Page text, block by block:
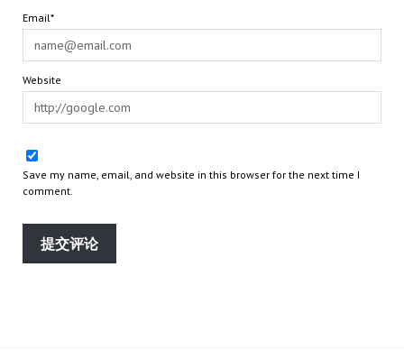
Email*
Website
Save my name, email, and website in this browser for the next time I
comment.